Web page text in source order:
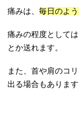
痛みは、 毎日のよ
痛みの程度として
とか送れます。
また、首や肩のコ
出る場合もあります